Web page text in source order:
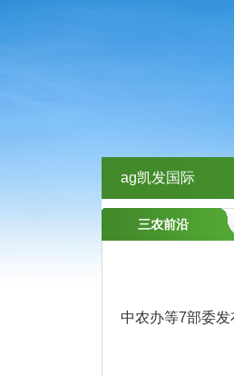
ag凯发国际
三农前沿
中农办等7部委